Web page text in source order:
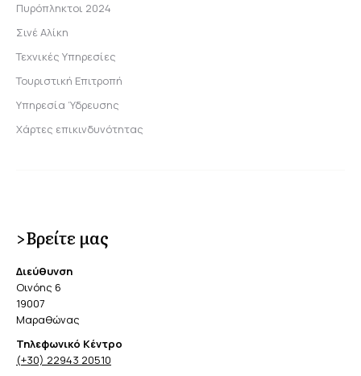
Πυρόπληκτοι 2024
Σινέ Αλίκη
Τεχνικές Υπηρεσίες
Τουριστική Επιτροπή
Υπηρεσία Ύδρευσης
Χάρτες επικινδυνότητας
>Βρείτε μας
Διεύθυνση
Οινόης 6
19007
Μαραθώνας
Τηλεφωνικό Κέντρο
(+30) 22943 20510